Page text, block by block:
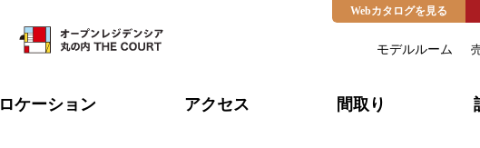
ロケーション アクセス 間取り
モデルルーム
Webカタログを見る